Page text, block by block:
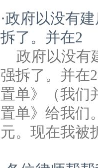
·政府以没有
拆了。并在2
政府以没有
强拆了。并在
置单》（我们
置单》给我们
元。现在我被